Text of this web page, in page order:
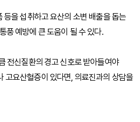
을 섭취하고 요산의 소변 배출을 돕는
풍 예방에 큰 도움이 될 수 있다.
전신질환의 경고 신호로 받아들여야
고요산혈증이 있다면, 의료진과의 상담을